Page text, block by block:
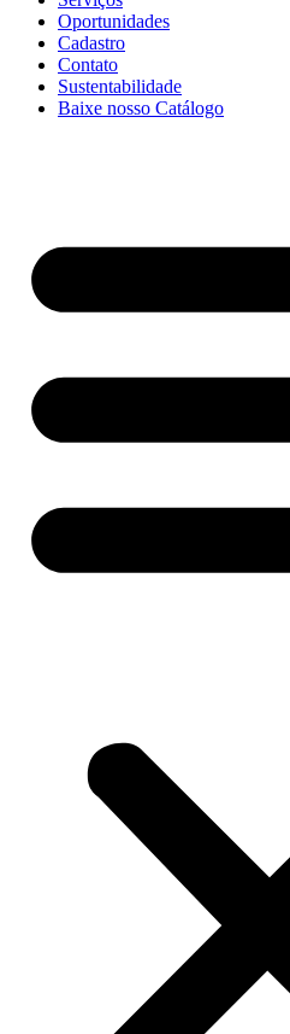
Oportunidades
Cadastro
Contato
Sustentabilidade
Baixe nosso Catálogo